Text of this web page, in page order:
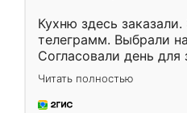
Кухню здесь
телеграмм. Выбрали
Согласовали день для
недели кухня была уже
довольны работой.
мебель за
Читать полностью